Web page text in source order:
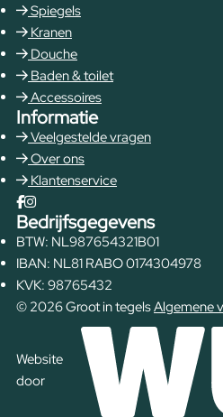
Spiegels
Kranen
Douche
Baden & toilet
Accessoires
Informatie
Veelgestelde vragen
Over ons
Klantenservice
Bedrijfsgegevens
BTW: NL987654321B01
IBAN: NL81 RABO 0174304978
KVK: 98765432
© 2026 Groot in tegelsAlgemene
Website
door